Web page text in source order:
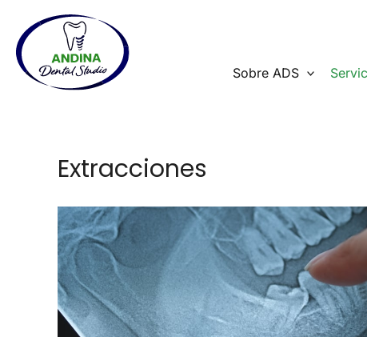
contenido
Sobre ADS
Extracciones